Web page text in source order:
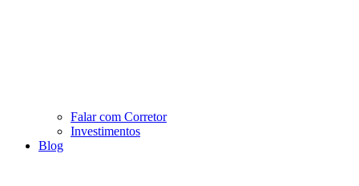
Falar com Corretor
Investimentos
Blog